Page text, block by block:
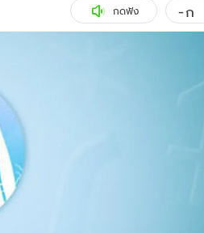
สุขภาพ
เที่ยว-กิน
กดฟัง -ก